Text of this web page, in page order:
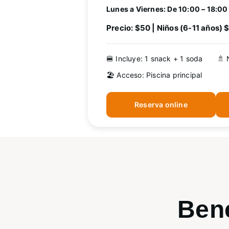
Lunes a Viernes: De 10:00 – 18:00
Precio: $50 | Niños (6-11 años)
🍔 Incluye: 1 snack + 1 soda
🚿
🏖️ Acceso: Piscina principal
Reserva online